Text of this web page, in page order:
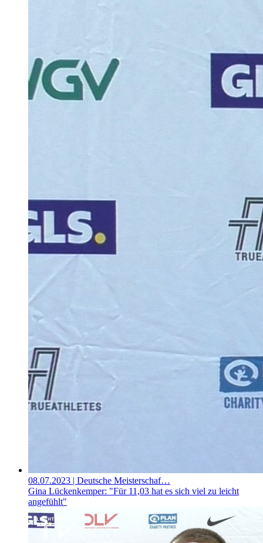
08.07.2023 | Deutsche Meisterschaf…
Gina Lückenkemper: "Für 11,03 hat es sich viel zu leicht
angefühlt"